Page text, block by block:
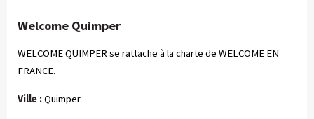
Welcome Quimper
WELCOME QUIMPER se rattache à la charte de WELCOME EN
FRANCE.
Ville :Quimper